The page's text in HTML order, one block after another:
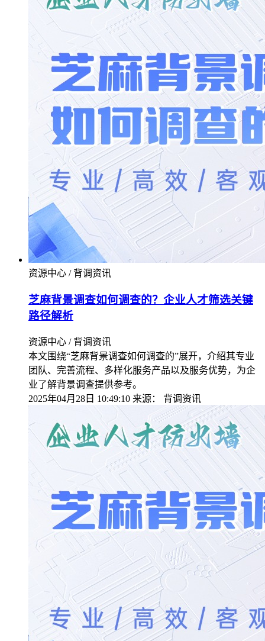
资源中心 / 背调资讯
芝麻背景调查如何调查的？企业人才筛选关键
路径解析
资源中心 / 背调资讯
本文围绕“芝麻背景调查如何调查的”展开，介绍其专业
团队、完善流程、多样化服务产品以及服务优势，为企
业了解背景调查提供参考。
2025年04月28日 10:49:10 来源： 背调资讯